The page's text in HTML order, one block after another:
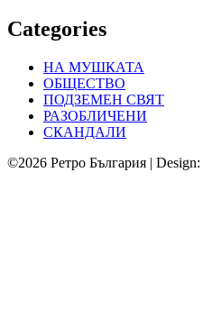
Categories
НА МУШКАТА
ОБЩЕСТВО
ПОДЗЕМЕН СВЯТ
РАЗОБЛИЧЕНИ
СКАНДАЛИ
©2026 Ретро България | Design: